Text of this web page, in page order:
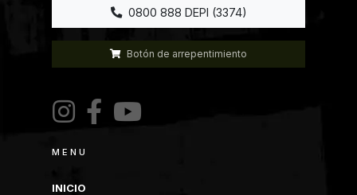
0800 888 DEPI (3374)
Botón de arrepentimiento
MENU
INICIO